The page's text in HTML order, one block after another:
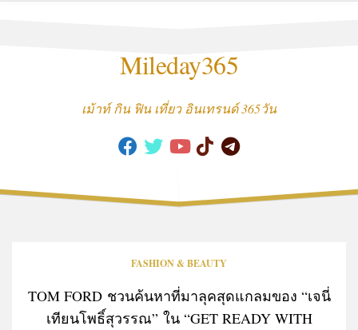
Mileday365
เม้าท์ กิน ฟิน เที่ยว อินเทรนด์ 365วัน
FASHION & BEAUTY
TOM FORD ชวนค้นหาที่มาลุคสุดแกลมของ “เจนี่
เทียนโพธิ์สุวรรณ” ใน “GET READY WITH